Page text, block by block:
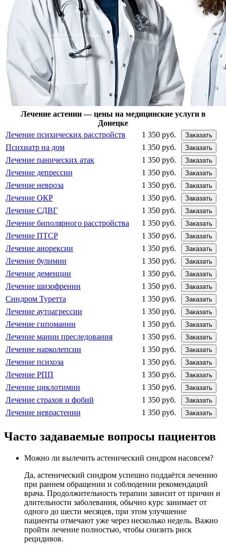
Лечение астении — цены на медицинские услуги в
Донецке
Лечение психических расстройств
1 350 руб. Заказать
Психиатр на дом 1 350 руб. Заказать
Лечение панических атак 1 350 руб. Заказать
Лечение депрессии 1 350 руб. Заказать
Лечение невроза 1 350 руб. Заказать
Лечение ОКР 1 350 руб. Заказать
Лечение СДВГ 1 350 руб. Заказать
Лечение биполярного расстройства 1 350 руб. Заказать
Лечение ПТСР 1 350 руб. Заказать
Лечение анорексии 1 350 руб. Заказать
Лечение булимии 1 350 руб. Заказать
Лечение деменции 1 350 руб. Заказать
Лечение шизофрении 1 350 руб. Заказать
Синдром Туретта 1 350 руб. Заказать
Лечение аутоагрессии 1 350 руб. Заказать
Лечение гипомании 1 350 руб. Заказать
Лечение мании преследования 1 350 руб. Заказать
Лечение нарколепсии 1 350 руб. Заказать
Лечение психоза 1 350 руб. Заказать
Лечение РПП 1 350 руб. Заказать
Лечение циклотимии 1 350 руб. Заказать
Лечение страхов и фобий 1 350 руб. Заказать
Лечение неврастении 1 350 руб. Заказать
Часто задаваемые вопросы пациентов
Можно ли вылечить астенический синдром насовсем?
Да, астенический синдром успешно поддаётся лечению
при раннем обращении и соблюдении рекомендаций
врача. Продолжительность терапии зависит от причин и
длительности заболевания, обычно курс занимает от
одного до шести месяцев, при этом улучшение
пациенты отмечают уже через несколько недель. Важно
пройти лечение полностью, чтобы снизить риск
рецидивов.